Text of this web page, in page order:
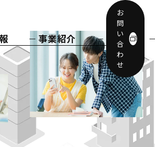
メッセ
イト
グアー
ープの
事業紹介
SMART L-Gov
GaaS
ラクリザ
SLOW AND
STEADY
Govlong
お
問
い
合
わ
せ